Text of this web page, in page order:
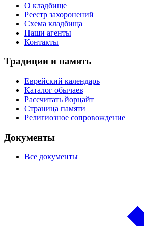
О кладбище
Реестр захоронений
Схема кладбища
Наши агенты
Контакты
Традиции и память
Еврейский календарь
Каталог обычаев
Рассчитать йорцайт
Страница памяти
Религиозное сопровождение
Документы
Все документы